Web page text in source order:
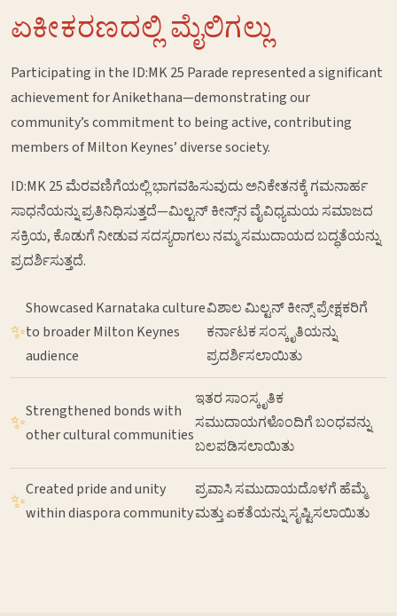
ಏಕೀಕರಣದಲ್ಲಿ ಮೈಲಿಗಲ್ಲು
Participating in the ID:MK 25 Parade represented a significant
achievement for Anikethana—demonstrating our
community’s commitment to being active, contributing
members of Milton Keynes’ diverse society.
ID:MK 25 ಮೆರವಣಿಗೆಯಲ್ಲಿ ಭಾಗವಹಿಸುವುದು ಅನಿಕೇತನಕ್ಕೆ ಗಮನಾರ್ಹ
ಸಾಧನೆಯನ್ನು ಪ್ರತಿನಿಧಿಸುತ್ತದೆ—ಮಿಲ್ಟನ್ ಕೀನ್ಸ್‌ನ ವೈವಿಧ್ಯಮಯ ಸಮಾಜದ
ಸಕ್ರಿಯ, ಕೊಡುಗೆ ನೀಡುವ ಸದಸ್ಯರಾಗಲು ನಮ್ಮ ಸಮುದಾಯದ ಬದ್ಧತೆಯನ್ನು
ಪ್ರದರ್ಶಿಸುತ್ತದೆ.
✨
Showcased Karnataka culture
to broader Milton Keynes
audience
ವಿಶಾಲ ಮಿಲ್ಟನ್ ಕೀನ್ಸ್ ಪ್ರೇಕ್ಷಕರಿಗೆ
ಕರ್ನಾಟಕ ಸಂಸ್ಕೃತಿಯನ್ನು
ಪ್ರದರ್ಶಿಸಲಾಯಿತು
✨Strengthened bonds with
other cultural communities
ಇತರ ಸಾಂಸ್ಕೃತಿಕ
ಸಮುದಾಯಗಳೊಂದಿಗೆ ಬಂಧವನ್ನು
ಬಲಪಡಿಸಲಾಯಿತು
✨Created pride and unity
within diaspora community
ಪ್ರವಾಸಿ ಸಮುದಾಯದೊಳಗೆ ಹೆಮ್ಮೆ
ಮತ್ತು ಏಕತೆಯನ್ನು ಸೃಷ್ಟಿಸಲಾಯಿತು